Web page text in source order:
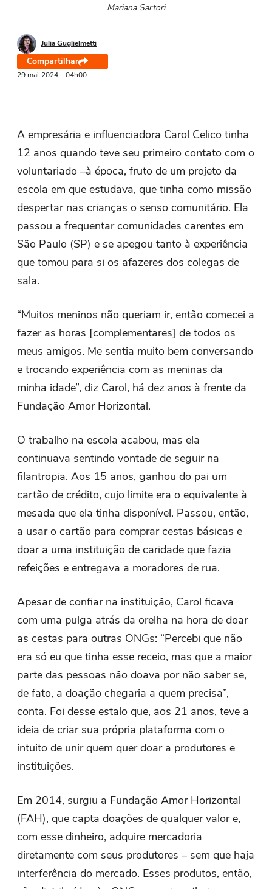
Mariana Sartori
Julia Guglielmetti
Compartilhar
29 mai 2024 - 04h00
A empresária e influenciadora Carol Celico tinha
12 anos quando teve seu primeiro contato com o
voluntariado –à época, fruto de um projeto da
escola em que estudava, que tinha como missão
despertar nas crianças o senso comunitário. Ela
passou a frequentar comunidades carentes em
São Paulo (SP) e se apegou tanto à experiência
que tomou para si os afazeres dos colegas de
sala.
“Muitos meninos não queriam ir, então comecei a
fazer as horas [complementares] de todos os
meus amigos. Me sentia muito bem conversando
e trocando experiência com as meninas da
minha idade”, diz Carol, há dez anos à frente da
Fundação Amor Horizontal.
O trabalho na escola acabou, mas ela
continuava sentindo vontade de seguir na
filantropia. Aos 15 anos, ganhou do pai um
cartão de crédito, cujo limite era o equivalente à
mesada que ela tinha disponível. Passou, então,
a usar o cartão para comprar cestas básicas e
doar a uma instituição de caridade que fazia
refeições e entregava a moradores de rua.
Apesar de confiar na instituição, Carol ficava
com uma pulga atrás da orelha na hora de doar
as cestas para outras ONGs: “Percebi que não
era só eu que tinha esse receio, mas que a maior
parte das pessoas não doava por não saber se,
de fato, a doação chegaria a quem precisa”,
conta. Foi desse estalo que, aos 21 anos, teve a
ideia de criar sua própria plataforma com o
intuito de unir quem quer doar a produtores e
instituições.
Em 2014, surgiu a Fundação Amor Horizontal
(FAH), que capta doações de qualquer valor e,
com esse dinheiro, adquire mercadoria
diretamente com seus produtores – sem que haja
interferência do mercado. Esses produtos, então,